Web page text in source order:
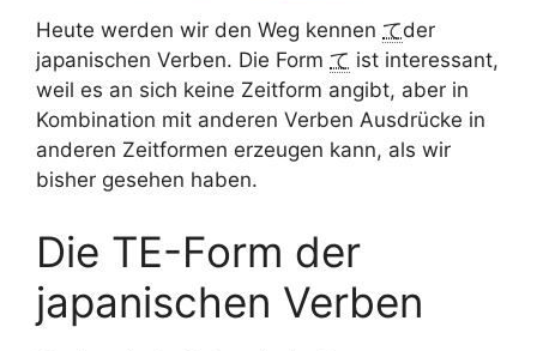
p m s
t
k k
Heute werden wir den Weg kennen てder
japanischen Verben. Die Form て ist interessant,
weil es an sich keine Zeitform angibt, aber in
Kombination mit anderen Verben Ausdrücke in
anderen Zeitformen erzeugen kann, als wir
bisher gesehen haben.
Die TE-Form der
japanischen Verben